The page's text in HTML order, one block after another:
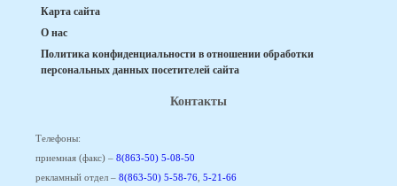
Карта сайта
О нас
Политика конфиденциальности в отношении обработки
персональных данных посетителей сайта
Контакты
Телефоны:
приемная (факс) – 8(863-50) 5-08-50
рекламный отдел – 8(863-50) 5-58-76, 5-21-66